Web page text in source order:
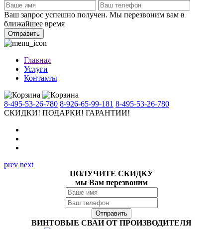
Ваш запрос успешно получен. Мы перезвоним вам в
ближайшее время
Отправить
Главная
Услуги
Контакты
8-495-53-26-780 8-926-65-99-181 8-495-53-26-780
СКИДКИ! ПОДАРКИ! ГАРАНТИИ!
prev next
ПОЛУЧИТЕ СКИДКУ
мы Вам перезвоним
ВИНТОВЫЕ СВАИ ОТ ПРОИЗВОДИТЕЛЯ